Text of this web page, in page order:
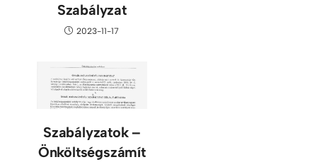
Szabályzat
2023-11-17
Szabályzatok –
Önköltségszámít